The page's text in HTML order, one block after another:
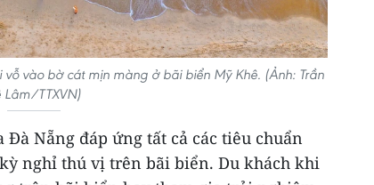
vào bờ cát mịn màng ở bãi biển Mỹ Khê. (Ảnh: Trần
Lâm/TTXVN)
Nẵng đáp ứng tất cả các tiêu chuẩn
nghỉ thú vị trên bãi biển. Du khách khi